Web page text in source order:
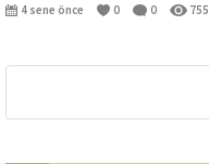
4 sene önce 0 0 755